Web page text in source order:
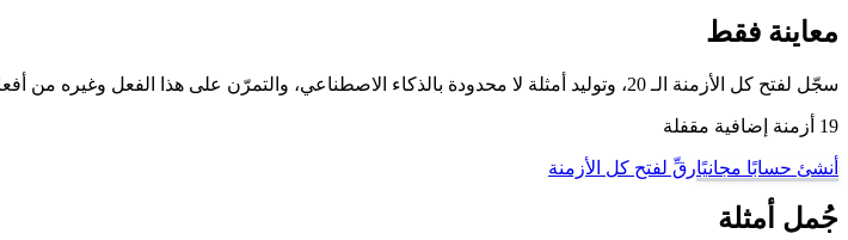
معاينة فقط
سجّل لفتح كل الأزمنة الـ 20، وتوليد أمثلة لا محدودة بالذكاء الاصطناعي، والتمرّن على هذا الفعل وغيره من أفعال البرتغالية البرازيلية مع وضع تدريب تصريف الأفعال لدينا.
19 أزمنة إضافية مقفلة
أنشئ حسابًا مجانيًارقِّ لفتح كل الأزمنة
جُمل أمثلة